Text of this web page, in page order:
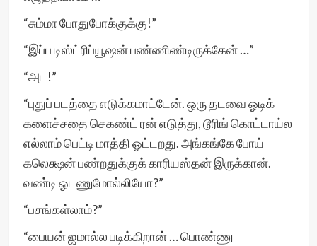
“சும்மா போதுபோக்குக்கு!”
“இப்ப டிஸ்ட்ரிப்யூஷன் பண்ணிண்டிருக்கேன் …”
“அட!”
“புதுப் படத்தை எடுக்கமாட்டேன். ஒரு தடவை ஓடிக்
களைச்சதை செகண்ட் ரன் எடுத்து, டூரிங் கொட்டாய்ல
எல்லாம் பெட்டி மாத்தி ஓட்டறது. அங்கங்கே போய்
கலெக்ஷன் பண்றதுக்குக் காரியஸ்தன் இருக்கான்.
வண்டி ஓடணுமோல்லியோ?”
“பசங்கள்லாம்?”
“பையன் ஜமால்ல படிக்கிறான் … பொண்ணு